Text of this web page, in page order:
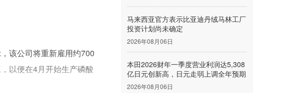
该公司将重新雇用约700
以便在4月开始生产磷酸
马来西亚官方表示比亚迪丹绒马林工厂
投资计划尚未确定
2026年08月06日
本田2026财年一季度营业利润达5,308
亿日元创新高，日元走弱上调全年预期
2026年08月06日